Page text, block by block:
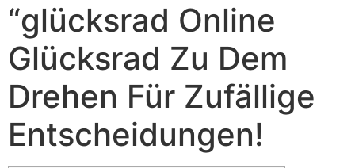
“glücksrad Online
Glücksrad Zu Dem
Drehen Für Zufällige
Entscheidungen!